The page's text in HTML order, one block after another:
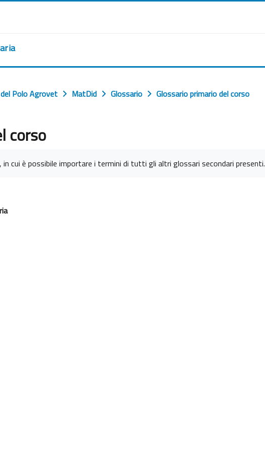
Polo Agrovet MatDid Glossario Glossario primario del corso
corso
cui è possibile importare i termini di tutti gli altri glossari secondari presenti.